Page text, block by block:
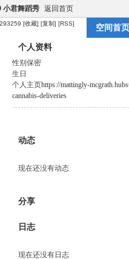
小君舞蹈秀 返回首页
[收藏] [复制] [RSS] 空间首页
个人资料
性别 保密
生日
个人主页https://mattingly-
cannabis-deliveries
动态
现在还没有动态
分享
日志
现在还没有日志